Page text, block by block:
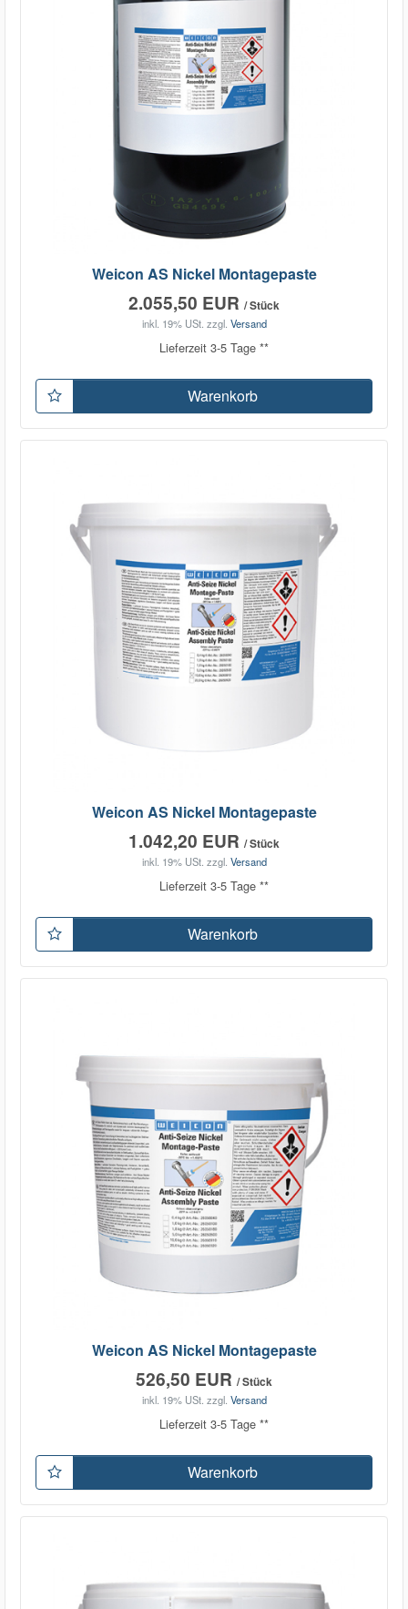
Weicon AS Nickel Montagepaste
2.055,50 EUR / Stück
inkl. 19% USt. zzgl. Versand
Lieferzeit 3-5 Tage **
Warenkorb
Weicon AS Nickel Montagepaste
1.042,20 EUR / Stück
inkl. 19% USt. zzgl. Versand
Lieferzeit 3-5 Tage **
Warenkorb
Weicon AS Nickel Montagepaste
526,50 EUR / Stück
inkl. 19% USt. zzgl. Versand
Lieferzeit 3-5 Tage **
Warenkorb